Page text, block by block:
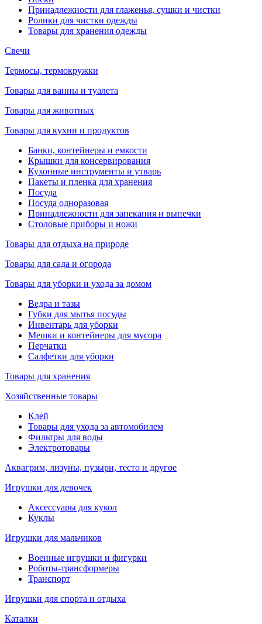
Принадлежности для глаженья, сушки и чистки
Ролики для чистки одежды
Товары для хранения одежды
Свечи
Термосы, термокружки
Товары для ванны и туалета
Товары для животных
Товары для кухни и продуктов
Банки, контейнеры и емкости
Крышки для консервирования
Кухонные инструменты и утварь
Пакеты и пленка для хранения
Посуда
Посуда одноразовая
Принадлежности для запекания и выпечки
Столовые приборы и ножи
Товары для отдыха на природе
Товары для сада и огорода
Товары для уборки и ухода за домом
Ведра и тазы
Губки для мытья посуды
Инвентарь для уборки
Мешки и контейнеры для мусора
Перчатки
Салфетки для уборки
Товары для хранения
Хозяйственные товары
Клей
Товары для ухода за автомобилем
Фильтры для воды
Электротовары
Аквагрим, лизуны, пузыри, тесто и другое
Игрушки для девочек
Аксессуары для кукол
Куклы
Игрушки для мальчиков
Военные игрушки и фигурки
Роботы-трансформеры
Транспорт
Игрушки для спорта и отдыха
Каталки